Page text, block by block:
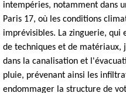
intempéries, notamment dans
Paris 17, où les conditions
imprévisibles. La zinguerie, qui
de techniques et de matériaux,
dans la canalisation et
pluie, prévenant ainsi les
endommager la structure de